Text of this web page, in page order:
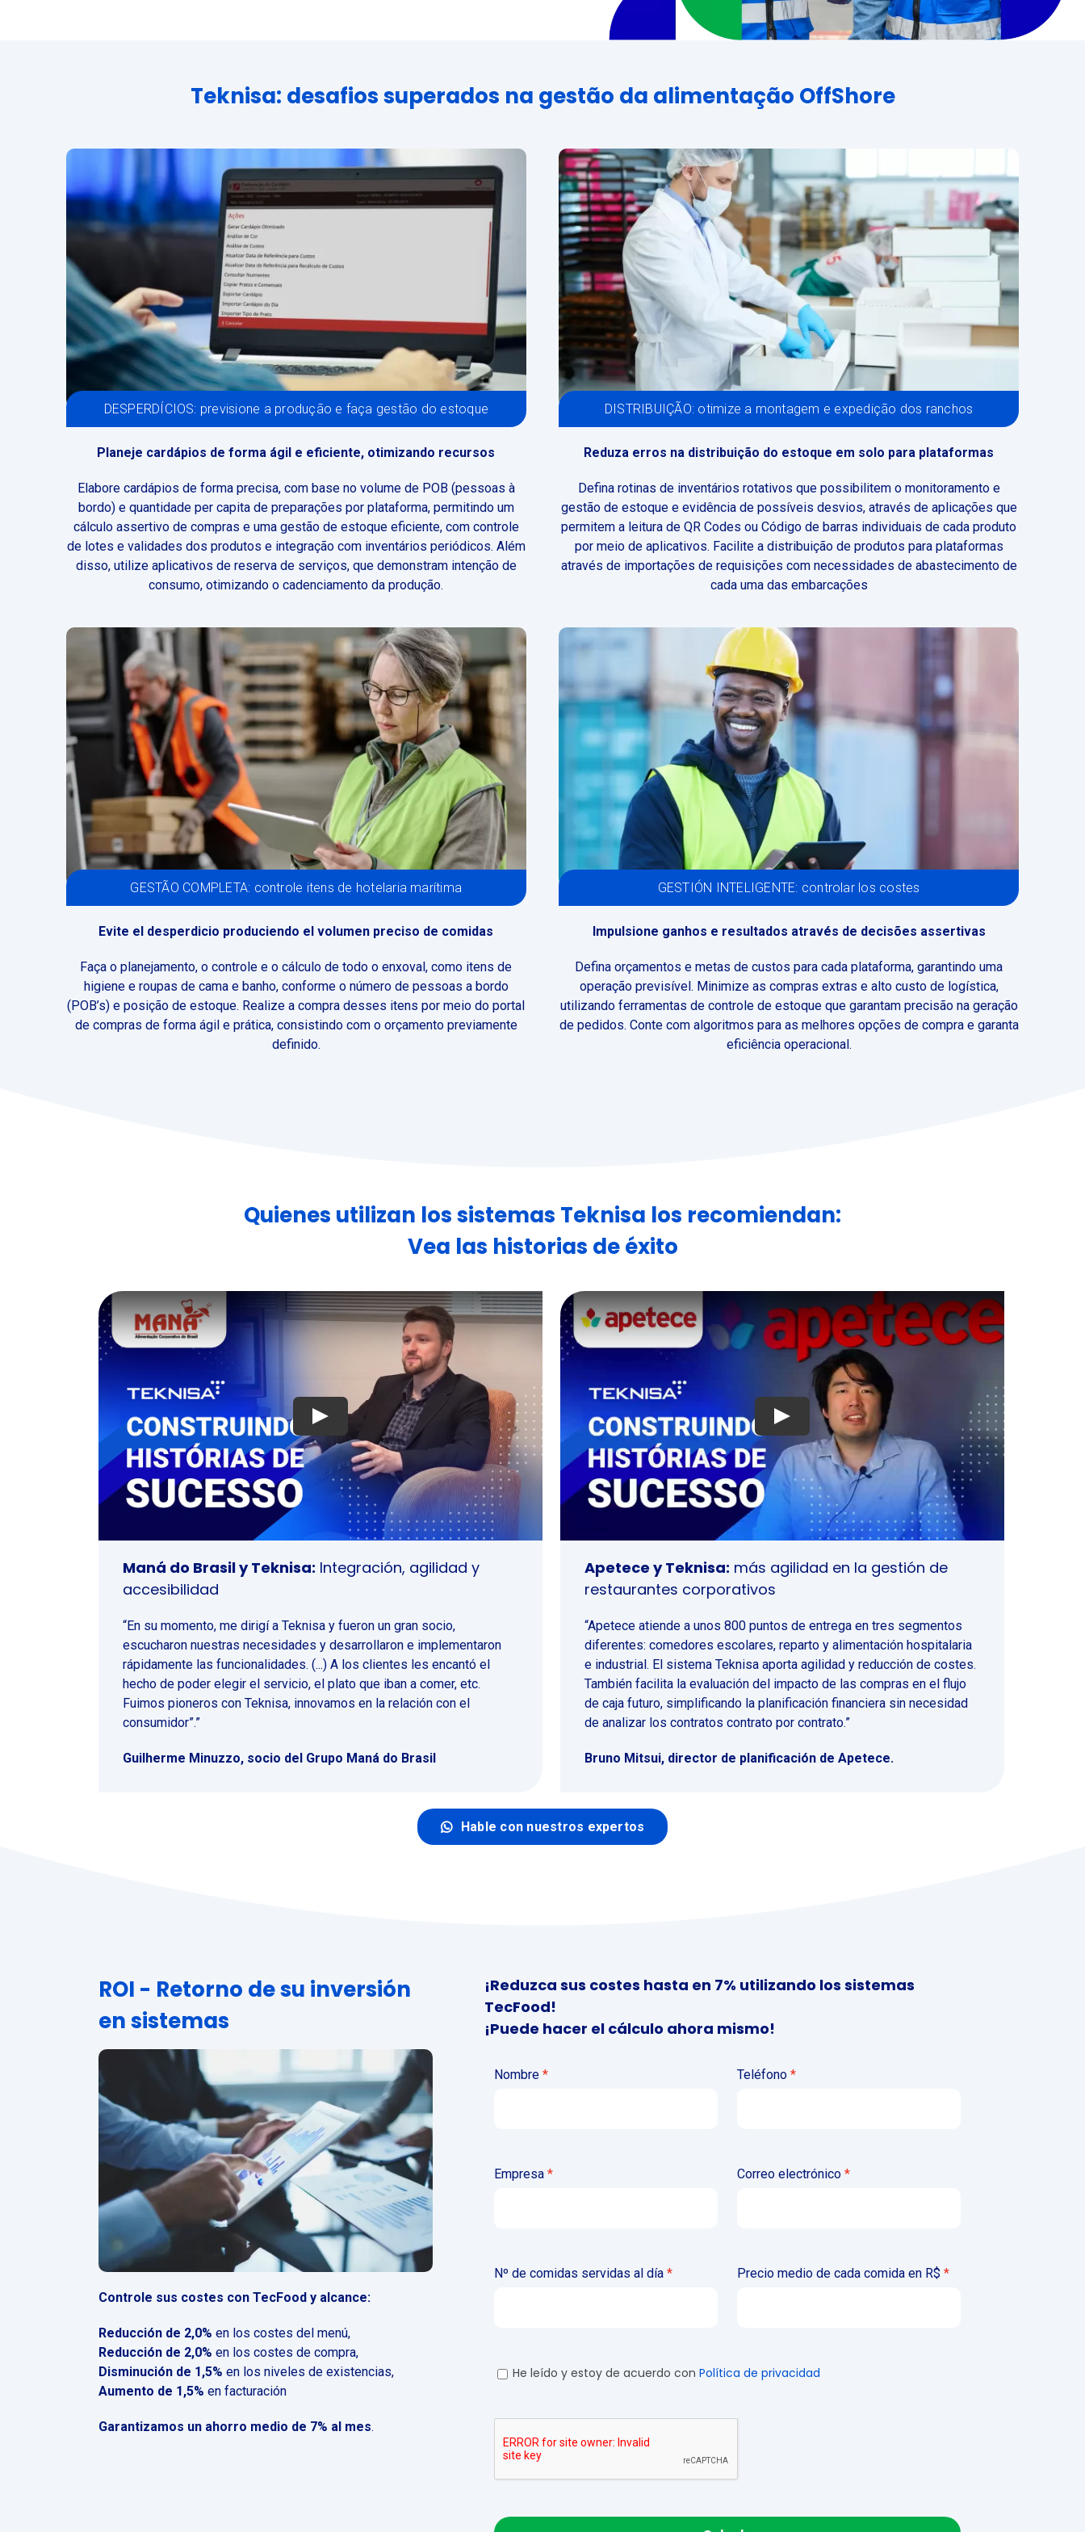
Teknisa: desafios superados na gestão da alimentação OffShore
DESPERDÍCIOS: previsione a produção e faça gestão do estoque
Planeje cardápios de forma ágil e eficiente, otimizando recursos
Elabore cardápios de forma precisa, com base no volume de POB (pessoas à
bordo) e quantidade per capita de preparações por plataforma, permitindo um
cálculo assertivo de compras e uma gestão de estoque eficiente, com controle
de lotes e validades dos produtos e integração com inventários periódicos. Além
disso, utilize aplicativos de reserva de serviços, que demonstram intenção de
consumo, otimizando o cadenciamento da produção.
DISTRIBUIÇÃO: otimize a montagem e expedição dos ranchos
Reduza erros na distribuição do estoque em solo para plataformas
Defina rotinas de inventários rotativos que possibilitem o monitoramento e
gestão de estoque e evidência de possíveis desvios, através de aplicações que
permitem a leitura de QR Codes ou Código de barras individuais de cada produto
por meio de aplicativos. Facilite a distribuição de produtos para plataformas
através de importações de requisições com necessidades de abastecimento de
cada uma das embarcações
GESTÃO COMPLETA: controle itens de hotelaria marítima
Evite el desperdicio produciendo el volumen preciso de comidas
Faça o planejamento, o controle e o cálculo de todo o enxoval, como itens de
higiene e roupas de cama e banho, conforme o número de pessoas a bordo
(POB’s) e posição de estoque. Realize a compra desses itens por meio do portal
de compras de forma ágil e prática, consistindo com o orçamento previamente
definido.
GESTIÓN INTELIGENTE: controlar los costes
Impulsione ganhos e resultados através de decisões assertivas
Defina orçamentos e metas de custos para cada plataforma, garantindo uma
operação previsível. Minimize as compras extras e alto custo de logística,
utilizando ferramentas de controle de estoque que garantam precisão na geração
de pedidos. Conte com algoritmos para as melhores opções de compra e garanta
eficiência operacional.
Quienes utilizan los sistemas Teknisa los recomiendan:
Vea las historias de éxito
Jugar
Maná do Brasil y Teknisa: Integración, agilidad y
accesibilidad
“En su momento, me dirigí a Teknisa y fueron un gran socio,
escucharon nuestras necesidades y desarrollaron e implementaron
rápidamente las funcionalidades. (...) A los clientes les encantó el
hecho de poder elegir el servicio, el plato que iban a comer, etc.
Fuimos pioneros con Teknisa, innovamos en la relación con el
consumidor”.”
Guilherme Minuzzo, socio del Grupo Maná do Brasil
Jugar
Apetece y Teknisa: más agilidad en la gestión de
restaurantes corporativos
“Apetece atiende a unos 800 puntos de entrega en tres segmentos
diferentes: comedores escolares, reparto y alimentación hospitalaria
e industrial. El sistema Teknisa aporta agilidad y reducción de costes.
También facilita la evaluación del impacto de las compras en el flujo
de caja futuro, simplificando la planificación financiera sin necesidad
de analizar los contratos contrato por contrato.”
Bruno Mitsui, director de planificación de Apetece.
Hable con nuestros expertos
ROI - Retorno de su inversión
en sistemas
Controle sus costes con TecFood y alcance:
Reducción de 2,0% en los costes del menú,
Reducción de 2,0% en los costes de compra,
Disminución de 1,5% en los niveles de existencias,
Aumento de 1,5% en facturación
Garantizamos un ahorro medio de 7% al mes.
¡Reduzca sus costes hasta en 7% utilizando los sistemas
TecFood!
¡Puede hacer el cálculo ahora mismo!
Nombre Teléfono
Empresa Correo electrónico
Nº de comidas servidas al día Precio medio de cada comida en R$
He leído y estoy de acuerdo con Política de privacidad